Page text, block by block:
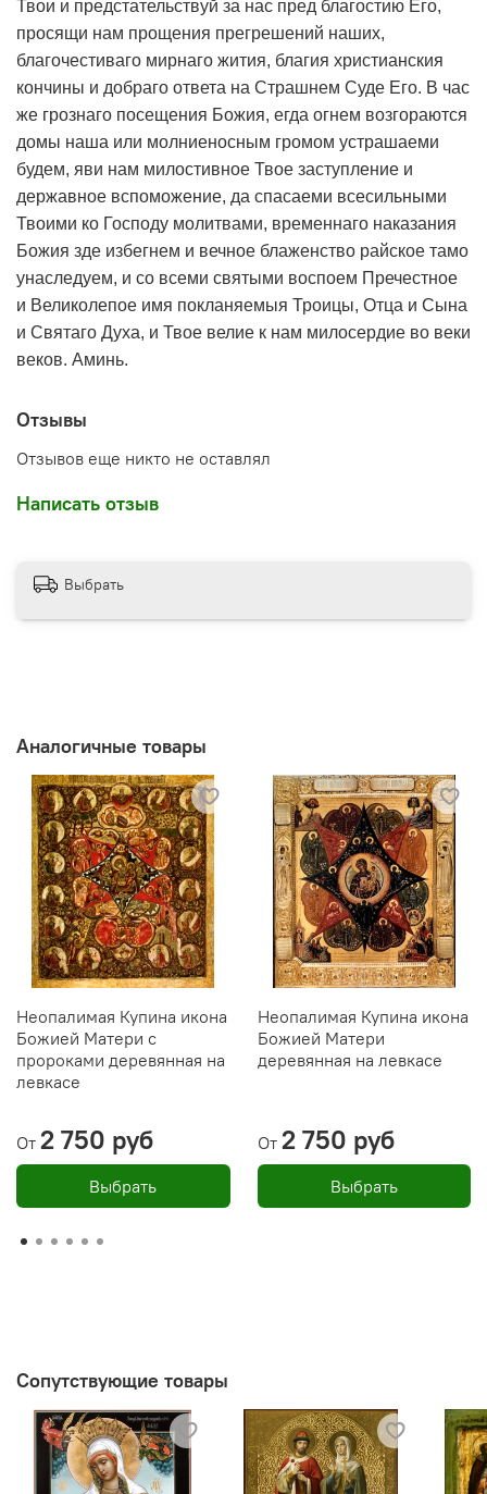
Твои и предстательствуй за нас пред благостию Его,
просящи нам прощения прегрешений наших,
благочестиваго мирнаго жития, благия христианския
кончины и добраго ответа на Страшнем Суде Его. В час
же грознаго посещения Божия, егда огнем возгораются
домы наша или молниеносным громом устрашаеми
будем, яви нам милостивное Твое заступление и
державное вспоможение, да спасаеми всесильными
Твоими ко Господу молитвами, временнаго наказания
Божия зде избегнем и вечное блаженство райское тамо
унаследуем, и со всеми святыми воспоем Пречестное
и Великолепое имя покланяемыя Троицы, Отца и Сына
и Святаго Духа, и Твое велие к нам милосердие во веки
веков. Аминь.
Отзывы
Отзывов еще никто не оставлял
Написать отзыв
Выбрать
Аналогичные товары
Неопалимая Купина икона
Божией Матери с
пророками деревянная на
левкасе
От 2 750 руб
Выбрать
Неопалимая Купина икона
Божией Матери
деревянная на левкасе
От 2 750 руб
Выбрать
Сопутствующие товары